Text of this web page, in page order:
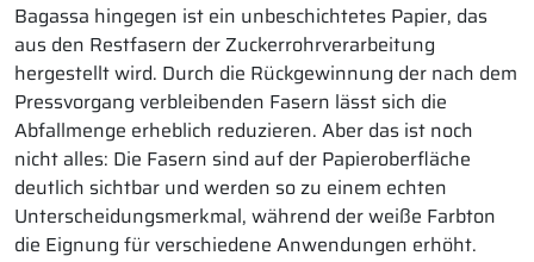
Bagassa hingegen ist ein unbeschichtetes Papier, das
aus den Restfasern der Zuckerrohrverarbeitung
hergestellt wird. Durch die Rückgewinnung der nach dem
Pressvorgang verbleibenden Fasern lässt sich die
Abfallmenge erheblich reduzieren. Aber das ist noch
nicht alles: Die Fasern sind auf der Papieroberfläche
deutlich sichtbar und werden so zu einem echten
Unterscheidungsmerkmal, während der weiße Farbton
die Eignung für verschiedene Anwendungen erhöht.